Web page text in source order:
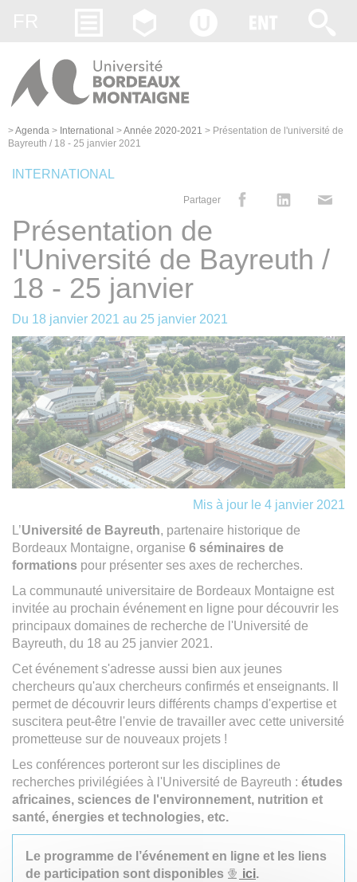
>Agenda > International >Année 2020-2021 > Présentation de l'université de
Bayreuth / 18 - 25 janvier 2021
INTERNATIONAL
Partager
Présentation de
l'Université de Bayreuth /
18 - 25 janvier
Du 18 janvier 2021 au 25 janvier 2021
Mis à jour le 4 janvier 2021
L’Université de Bayreuth, partenaire historique de
Bordeaux Montaigne, organise 6 séminaires de
formations pour présenter ses axes de recherches.
La communauté universitaire de Bordeaux Montaigne est
invitée au prochain événement en ligne pour découvrir les
principaux domaines de recherche de l'Université de
Bayreuth, du 18 au 25 janvier 2021.
Cet événement s'adresse aussi bien aux jeunes
chercheurs qu'aux chercheurs confirmés et enseignants. Il
permet de découvrir leurs différents champs d'expertise et
suscitera peut-être l'envie de travailler avec cette université
prometteuse sur de nouveaux projets !
Les conférences porteront sur les disciplines de
recherches privilégiées à l'Université de Bayreuth : études
africaines, sciences de l'environnement, nutrition et
santé, énergies et technologies, etc.
Le programme de l’événement en ligne et les liens
de participation sont disponibles
ici.